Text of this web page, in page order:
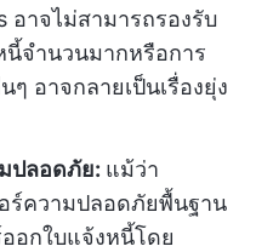
อาจไม่สามารถรองรับ
จำนวนมากหรือการ
อาจกลายเป็นเรื่องยุ่ง
ปลอดภัย: แม้ว่า
ร์ความปลอดภัยพื้นฐาน
อกใบแจ้งหนี้โดย